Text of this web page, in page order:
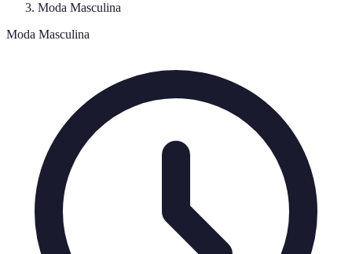
Moda Masculina
Moda Masculina